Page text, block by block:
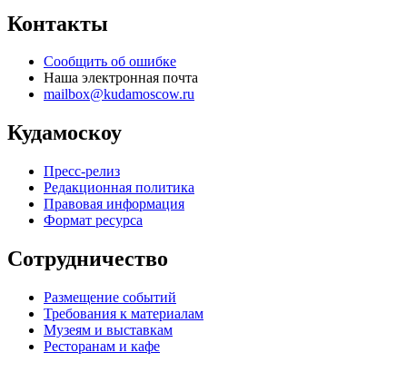
Контакты
Сообщить об ошибке
Наша электронная почта
mailbox@kudamoscow.ru
Кудамоскоу
Пресс-релиз
Редакционная политика
Правовая информация
Формат ресурса
Сотрудничество
Размещение событий
Требования к материалам
Музеям и выставкам
Ресторанам и кафе